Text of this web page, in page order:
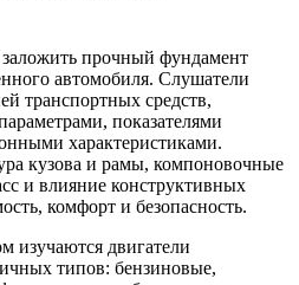
прочный фундамент
автомобиля. Слушатели
транспортных средств,
показателями
характеристиками.
кузова и рамы, компоновочные
и влияние конструктивных
комфорт и безопасность.
изучаются двигатели
типов: бензиновые,